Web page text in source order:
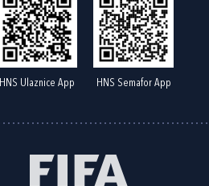
HNS Ulaznice App HNS Semafor App